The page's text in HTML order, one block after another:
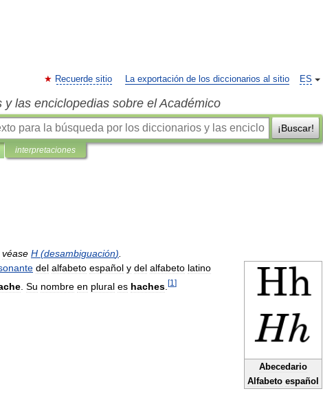
ES
Recuerde sitio La exportación de los diccionarios al sitio
y las enciclopedias sobre el Académico
¡Buscar!
interpretaciones
véase H (desambiguación)
Abecedario
Alfabeto español
del alfabeto español y del alfabeto latino
Su nombre en plural es haches [1 ]